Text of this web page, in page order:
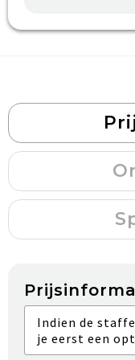
Indien de
je eerst een